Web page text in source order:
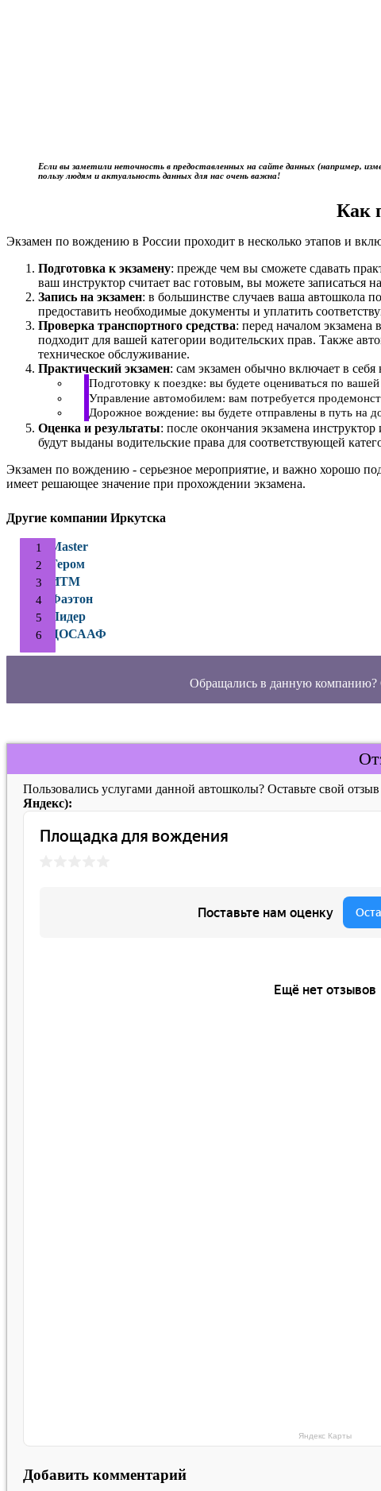
Если вы заметили неточность в предоставленных на сайте данных (например,
пользу людям и актуальность данных для нас очень важна!
Как
Экзамен по вождению в России проходит в несколько этапов и
Подготовка к экзамену: прежде чем вы сможете сдавать
ваш инструктор считает вас готовым, вы можете записаться
Запись на экзамен: в большинстве случаев ваша автошкола
предоставить необходимые документы и уплатить
Проверка транспортного средства: перед началом экзамена
подходит для вашей категории водительских прав. Также
техническое обслуживание.
Практический экзамен: сам экзамен обычно включает в себя
Подготовку к поездке: вы будете оцениваться по
Управление автомобилем: вам потребуется
Дорожное вождение: вы будете отправлены в путь на
Оценка и результаты: после окончания экзамена
будут выданы водительские права для соответствующей
Экзамен по вождению - серьезное мероприятие, и важно хорошо
имеет решающее значение при прохождении экзамена.
Другие компании Иркутска
Master
Гером
ИТМ
Фаэтон
Лидер
ДОСААФ
Обращались в данную компанию?
Пользовались услугами данной автошколы? Оставьте свой
Яндекс):
Яндекс Карты
Добавить комментарий